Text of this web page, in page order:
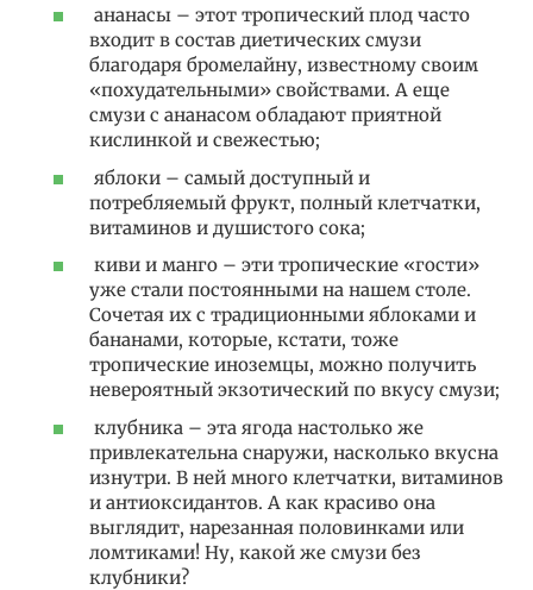
ананасы – этот тропический плод часто
входит в состав диетических смузи
благодаря бромелайну, известному своим
«похудательными» свойствами. А еще
смузи с ананасом обладают приятной
кислинкой и свежестью;
яблоки – самый доступный и
потребляемый фрукт, полный клетчатки,
витаминов и душистого сока;
киви и манго – эти тропические «гости»
уже стали постоянными на нашем столе.
Сочетая их с традиционными яблоками и
бананами, которые, кстати, тоже
тропические иноземцы, можно получить
невероятный экзотический по вкусу смузи;
клубника – эта ягода настолько же
привлекательна снаружи, насколько вкусна
изнутри. В ней много клетчатки, витаминов
и антиоксидантов. А как красиво она
выглядит, нарезанная половинками или
ломтиками! Ну, какой же смузи без
клубники?